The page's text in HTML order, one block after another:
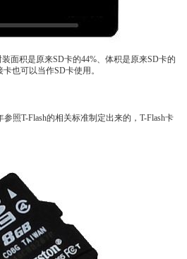
装面积是原来SD卡的44%、体积是原来SD卡的
也可以当作SD卡使用。
照T-Flash的相关标准制定出来的，T-Flash卡